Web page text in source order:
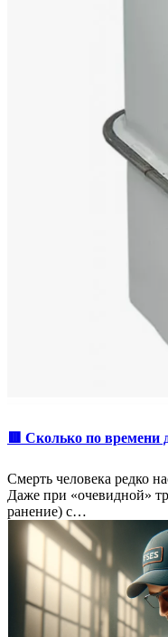
🟥 Сколько по времени
Смерть человека редко
Даже при «очевидной»
ранение) с…